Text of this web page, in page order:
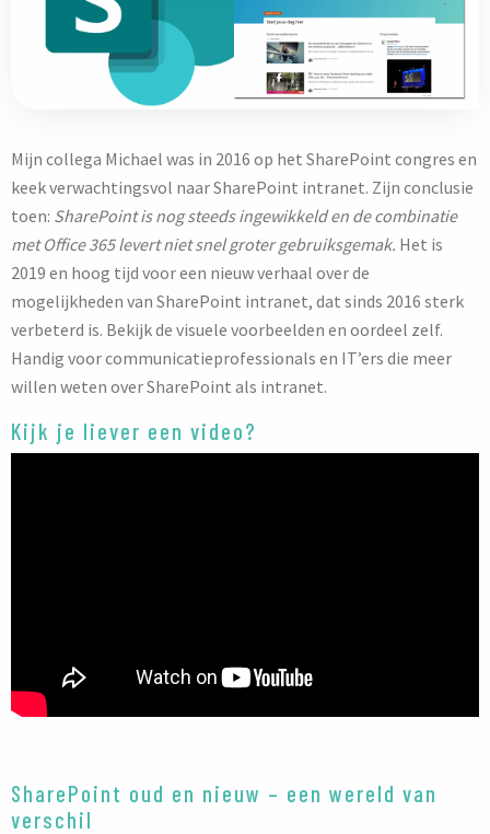
Mijn collega Michael was in 2016 op het SharePoint congres en
keek verwachtingsvol naar SharePoint intranet. Zijn conclusie
toen: SharePoint is nog steeds ingewikkeld en de combinatie
met Office 365 levert niet snel groter gebruiksgemak. Het is
2019 en hoog tijd voor een nieuw verhaal over de
mogelijkheden van SharePoint intranet, dat sinds 2016 sterk
verbeterd is. Bekijk de visuele voorbeelden en oordeel zelf.
Handig voor communicatieprofessionals en IT’ers die meer
willen weten over SharePoint als intranet.
Kijk je liever een video?
SharePoint oud en nieuw – een wereld van
verschil